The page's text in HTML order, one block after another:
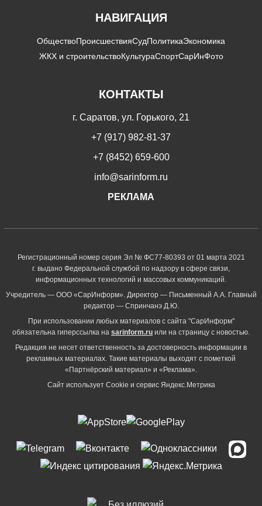
НАВИГАЦИЯ
ОбществоПроисшествияСудПолитикаЭкономика
ЖКХ и строительствоКультураСпортСарИнФото
КОНТАКТЫ
г. Саратов, ул. Горького, 21
+7 (917) 982-81-37
+7 (8452) 659-600
info@sarinform.ru
РЕКЛАМА
Регистрационный номер серия Эл № ФС77-80393 от 01 марта 2021
г. выдано Федеральной службой по надзору в сфере связи,
информационных технологий и массовых коммуникаций.
Учредитель — ООО «СарИнформ». Директор — Письменный А.А. Главный
редактор — Спринчанэ Д.Ю.
При использовании любых материалов с сайта "СарИнформ"
обязательна гиперссылка на sarinform.ru или на страницу с новостью.
Редакция не несет ответственность за достоверность информации в
рекламных материалах. Такие материалы выходят с пометкой
«Партнёрский материал» и «Реклама».
Сайт использует Cookie и сервиc Яндекс.Метрика